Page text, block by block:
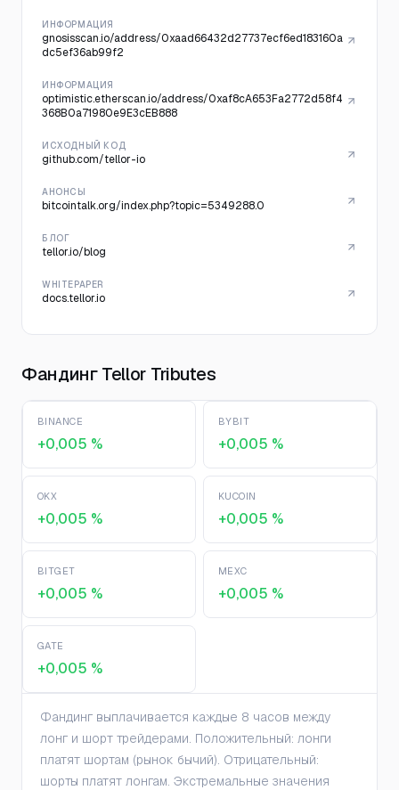
ИНФОРМАЦИЯ
gnosisscan.io/address/0xaad66432d27737ecf6ed183160a
dc5ef36ab99f2
ИНФОРМАЦИЯ
optimistic.etherscan.io/address/0xaf8cA653Fa2772d58f4
368B0a71980e9E3cEB888
ИСХОДНЫЙ КОД
github.com/tellor-io
АНОНСЫ
bitcointalk.org/index.php?topic=5349288.0
БЛОГ
tellor.io/blog
WHITEPAPER
docs.tellor.io
Фандинг Tellor Tributes
BINANCE
+0,005 %
BYBIT
+0,005 %
OKX
+0,005 %
KUCOIN
+0,005 %
BITGET
+0,005 %
MEXC
+0,005 %
GATE
+0,005 %
Фандинг выплачивается каждые 8 часов между
лонг и шорт трейдерами. Положительный: лонги
платят шортам (рынок бычий). Отрицательный:
шорты платят лонгам. Экстремальные значения